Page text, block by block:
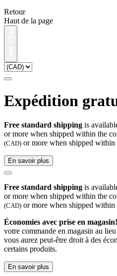
Retour
Haut de la page
Expédition
Free standard shipping is
or more when shipped within the
(CAD) or more when shipped within
En savoir plus
Free standard shipping is
or more when shipped within the
(CAD) or more when shipped within
Économies avec prise en magasin!
votre commande en magasin au
vous aurez peut-être droit à des
certains produits.
En savoir plus